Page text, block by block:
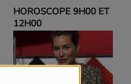
HOROSCOPE 9H00 ET
12H00